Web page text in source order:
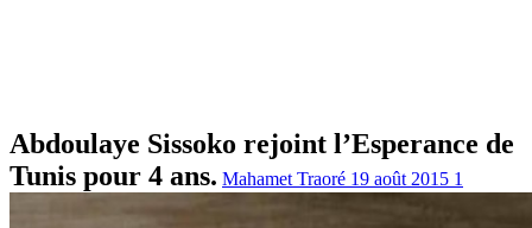
Abdoulaye Sissoko rejoint l’Esperance de
Tunis pour 4 ans. Mahamet Traoré 19 août 2015 1